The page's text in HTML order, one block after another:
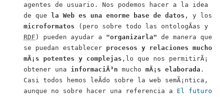
agentes de usuario. Nos podemos hacer a la idea
de que la Web es una enorme base de datos , y los
microformatos (pero sobre todo las ontologÃ­as y
RDF ) pueden ayudar a "organizarla" de manera que
se puedan establecer procesos y relaciones mucho
mÃ¡s potentes y complejas ,lo que nos permitirÃ¡
obtener una informaciÃ³n mucho mÃ¡s elaborada .
Casi todos hemos leÃ­do sobre la web semÃ¡ntica,
aunque no sobre hacer una referencia a El futuro